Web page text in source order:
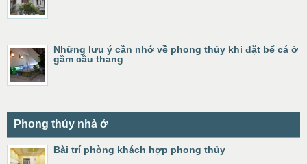
Những lưu ý cần nhớ về phong thủy khi đặt bể cá ở
gầm cầu thang
Phong thủy nhà ở
Bài trí phòng khách hợp phong thủy